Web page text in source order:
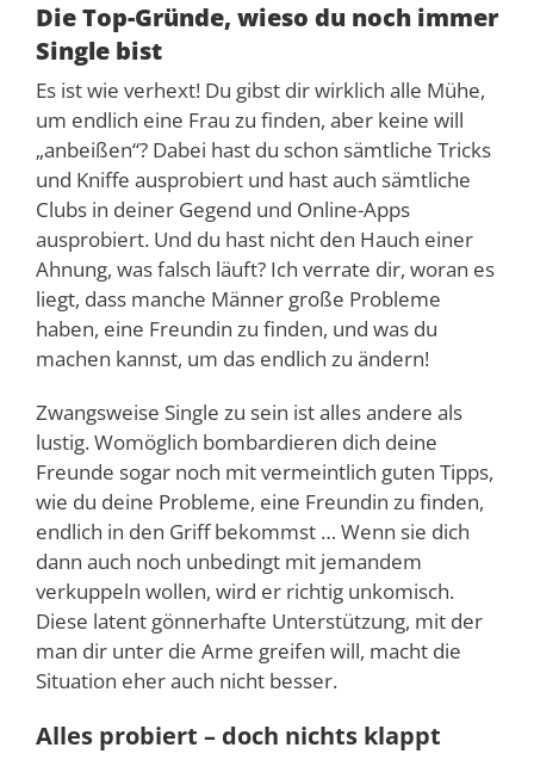
Die Top-Gründe, wieso du noch immer
Single bist
Es ist wie verhext! Du gibst dir wirklich alle Mühe,
um endlich eine Frau zu finden, aber keine will
„anbeißen“? Dabei hast du schon sämtliche Tricks
und Kniffe ausprobiert und hast auch sämtliche
Clubs in deiner Gegend und Online-Apps
ausprobiert. Und du hast nicht den Hauch einer
Ahnung, was falsch läuft? Ich verrate dir, woran es
liegt, dass manche Männer große Probleme
haben, eine Freundin zu finden, und was du
machen kannst, um das endlich zu ändern!
Zwangsweise Single zu sein ist alles andere als
lustig. Womöglich bombardieren dich deine
Freunde sogar noch mit vermeintlich guten Tipps,
wie du deine Probleme, eine Freundin zu finden,
endlich in den Griff bekommst … Wenn sie dich
dann auch noch unbedingt mit jemandem
verkuppeln wollen, wird er richtig unkomisch.
Diese latent gönnerhafte Unterstützung, mit der
man dir unter die Arme greifen will, macht die
Situation eher auch nicht besser.
Alles probiert – doch nichts klappt